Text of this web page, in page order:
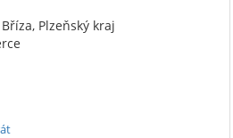
Plzeňský kraj